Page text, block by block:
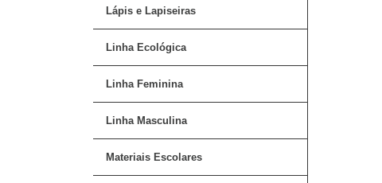
Lápis e Lapiseiras
Linha Ecológica
Linha Feminina
Linha Masculina
Materiais Escolares